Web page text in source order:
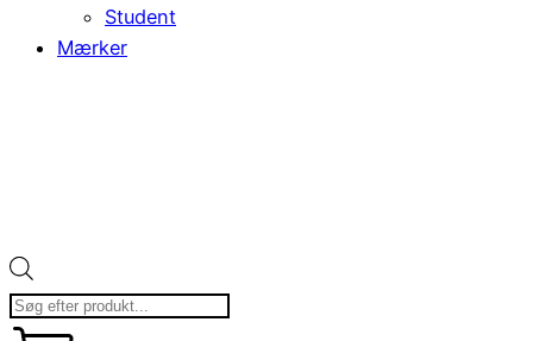
Student
Mærker
search